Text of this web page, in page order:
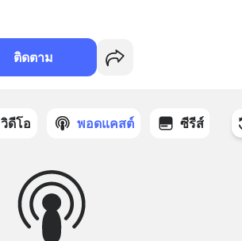
ติดตาม
วิดีโอ พอดแคสต์ ซีรีส์